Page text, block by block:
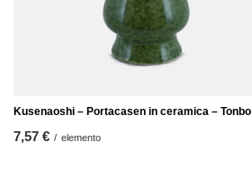
Kusenaoshi – Portacasen in ceramica – Tonbo
7,57 € / elemento